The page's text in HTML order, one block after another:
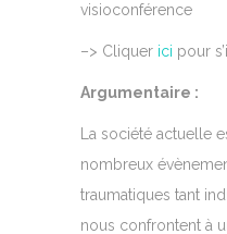
visioconférence
–> Cliquer ici pour
Argumentaire :
La société actuelle
nombreux
traumatiques tant
nous confrontent à